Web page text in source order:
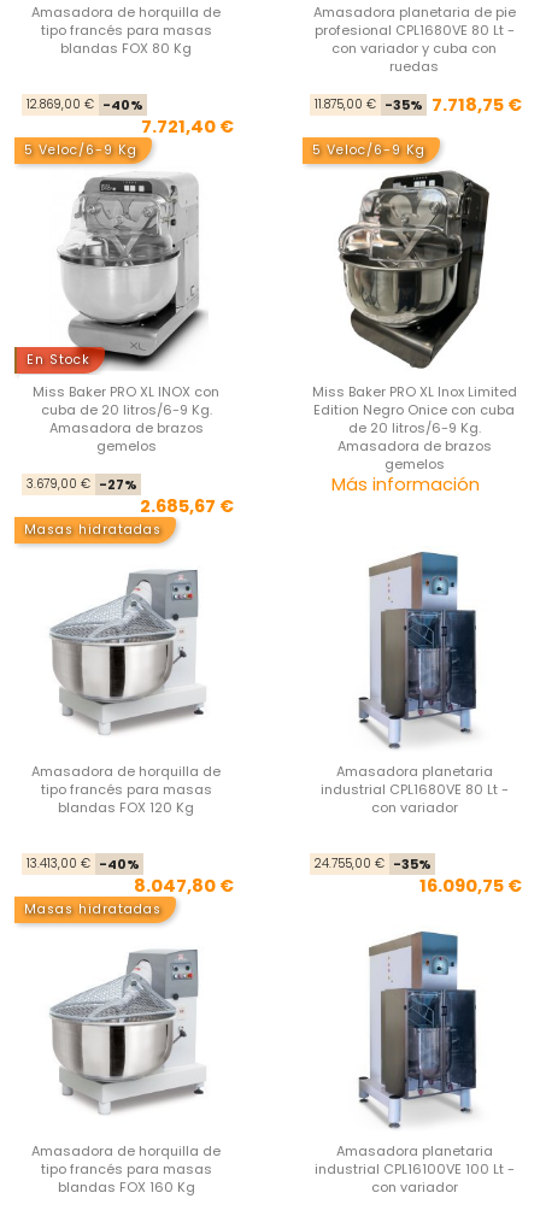
Amasadora de horquilla de
tipo francés para masas
blandas FOX 80 Kg
Precio base
12.869,00 € -40%
7.721,40 €
Amasadora planetaria de pie
profesional CPL1680VE 80 Lt -
con variador y cuba con
ruedas
11.875,00 € -35% 7.718,75 €
5 Veloc/6-9 Kg
En Stock
Miss Baker PRO XL INOX con
cuba de 20 litros/6-9 Kg.
Amasadora de brazos
gemelos
3.679,00 € -27%
2.685,67 €
5 Veloc/6-9 Kg
Miss Baker PRO XL Inox Limited
Edition Negro Onice con cuba
de 20 litros/6-9 Kg.
Amasadora de brazos
gemelos
Más información
Masas hidratadas
Amasadora de horquilla de
tipo francés para masas
blandas FOX 120 Kg
Precio base
13.413,00 € -40%
8.047,80 €
Amasadora planetaria
industrial CPL1680VE 80 Lt -
con variador
24.755,00 € -35%
16.090,75 €
Masas hidratadas
Amasadora de horquilla de
tipo francés para masas
blandas FOX 160 Kg
Amasadora planetaria
industrial CPL16100VE 100 Lt -
con variador